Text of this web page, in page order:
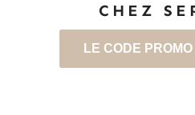
CHEZ
LE CODE PROMO